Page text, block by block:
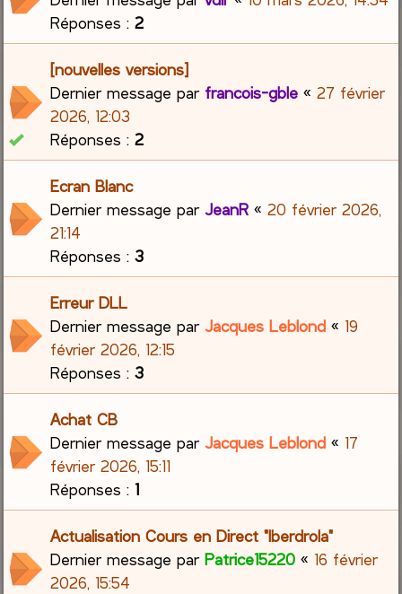
Réponses :2
[nouvelles versions]
Dernier message par francois-gble «27 février
2026, 12:03
Réponses :2
Ecran Blanc
Dernier message parJeanR «20 février 2026,
21:14
Réponses :3
Erreur DLL
Dernier message parJacques Leblond « 19
février 2026, 12:15
Réponses :3
Achat CB
Dernier message parJacques Leblond « 17
février 2026, 15:11
Réponses :1
Actualisation Cours en Direct "Iberdrola"
Dernier message parPatrice15220 « 16 février
2026, 15:54